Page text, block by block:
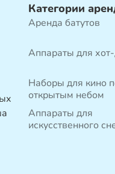
Категории
Аренда батутов
Аппараты для
Наборы для кино
открытым небом
Аппараты для
искусственного